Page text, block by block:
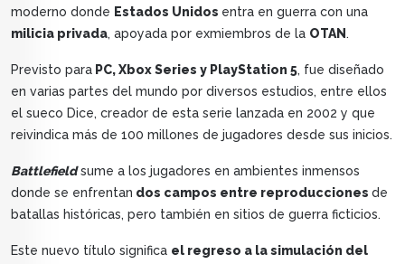
moderno donde Estados Unidos entra en guerra con una
milicia privada, apoyada por exmiembros de la OTAN.
Previsto para PC, Xbox Series y PlayStation 5, fue diseñado
en varias partes del mundo por diversos estudios, entre ellos
el sueco Dice, creador de esta serie lanzada en 2002 y que
reivindica más de 100 millones de jugadores desde sus inicios.
Battlefieldsume a los jugadores en ambientes inmensos
donde se enfrentan dos campos entre reproducciones de
batallas históricas, pero también en sitios de guerra ficticios.
Este nuevo título significa el regreso a la simulación del